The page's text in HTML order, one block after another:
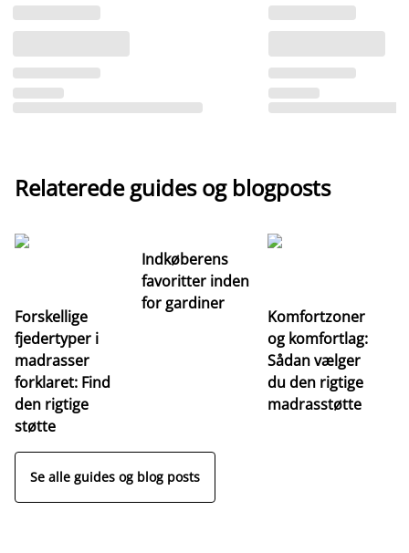
Relaterede guides og blogposts
Forskellige
fjedertyper i
madrasser
forklaret: Find
den rigtige
støtte
Indkøberens
favoritter inden
for gardiner
Komfortzoner
og komfortlag:
Sådan vælger
du den rigtige
madrasstøtte
Se alle guides og blog posts